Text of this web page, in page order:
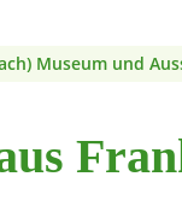
Museum und